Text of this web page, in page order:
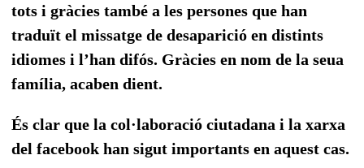
tots i gràcies també a les persones que han
traduït el missatge de desaparició en distints
idiomes i l’han difós. Gràcies en nom de la seua
família, acaben dient.
És clar que la col·laboració ciutadana i la xarxa
del facebook han sigut importants en aquest cas.